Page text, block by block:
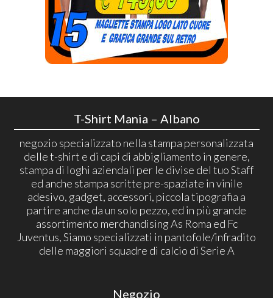
T-Shirt Mania – Albano
negozio specializzato nella stampa personalizzata
delle t-shirt e di capi di abbigliamento in genere,
stampa di loghi aziendali per le divise del tuo Staff
ed anche stampa scritte pre-spaziate in vinile
adesivo, gadget, accessori, piccola tipografia a
partire anche da un solo pezzo, ed in più grande
assortimento merchandising As Roma ed Fc
Juventus, Siamo specializzati in pantofole/infradito
delle maggiori squadre di calcio di Serie A
Negozio